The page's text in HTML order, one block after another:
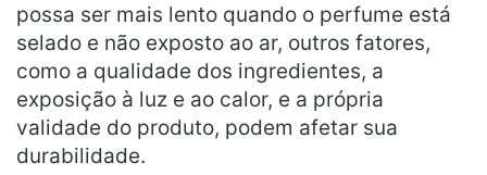
possa ser mais lento quando o perfume está
selado e não exposto ao ar, outros fatores,
como a qualidade dos ingredientes, a
exposição à luz e ao calor, e a própria
validade do produto, podem afetar sua
durabilidade.